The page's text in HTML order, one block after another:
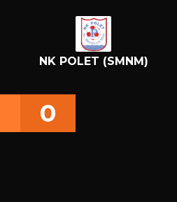
NK POLET (SMNM)
0